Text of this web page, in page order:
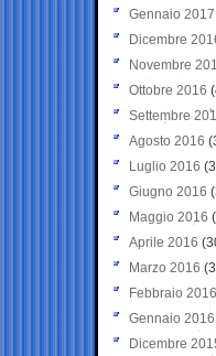
Gennaio 2017
Dicembre
Novembre
Ottobre 2016
Settembre
Agosto 2016
Luglio 2016
Giugno 2016
Maggio 2016
Aprile 2016
Marzo 2016
Febbraio 2016
Gennaio 2016
Dicembre